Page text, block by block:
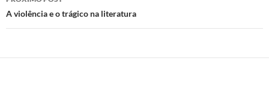
A violência e o trágico na literatura